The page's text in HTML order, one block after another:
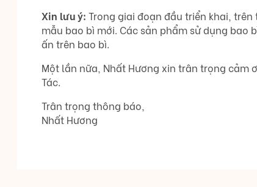
Xin lưu ý: Trong giai đoạn đầu triển khai,
mẫu bao bì mới. Các sản phẩm sử dụng
ấn trên bao bì.
Một lần nữa, Nhất Hương xin trân trọng cảm
Tác.
Trân trọng thông báo,
Nhất Hương